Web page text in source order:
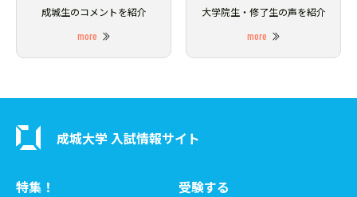
成城生のコメントを紹介
more
大学院生・修了生の声を紹介
more
成城大学 入試情報サイト
特集！
受験する